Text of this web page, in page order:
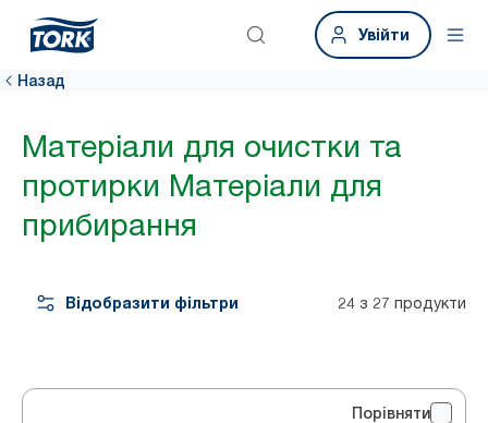
Увійти
Назад
Матеріали для очистки та
протирки Матеріали для
прибирання
Відобразити фільтри 24 з 27 продукти
Порівняти